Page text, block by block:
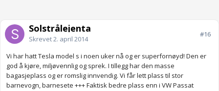
Solstrålejenta
Skrevet2. april 2014
#16
Vi har hatt Tesla model s i noen uker nå og er superfornøyd! Den er
god å kjøre, miljøvennlig og sprek. I tillegg har den masse
bagasjeplass og er romslig innvendig. Vi får lett plass til stor
barnevogn, barnesete +++ Faktisk bedre plass enn i VW Passat